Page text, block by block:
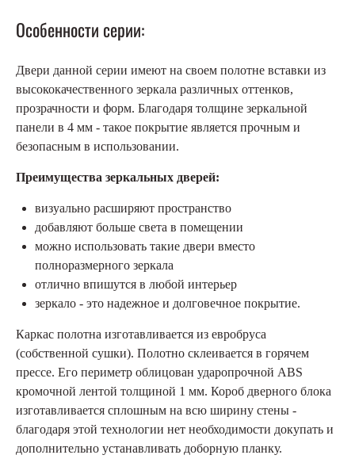
Особенности серии:
Двери данной серии имеют на своем полотне вставки из
высококачественного зеркала различных оттенков,
прозрачности и форм. Благодаря толщине зеркальной
панели в 4 мм - такое покрытие является прочным и
безопасным в использовании.
Преимущества зеркальных дверей:
визуально расширяют пространство
добавляют больше света в помещении
можно использовать такие двери вместо
полноразмерного зеркала
отлично впишутся в любой интерьер
зеркало - это надежное и долговечное покрытие.
Каркас полотна изготавливается из евробруса
(собственной сушки). Полотно склеивается в горячем
прессе. Его периметр облицован ударопрочной ABS
кромочной лентой толщиной 1 мм. Короб дверного блока
изготавливается сплошным на всю ширину стены -
благодаря этой технологии нет необходимости докупать и
дополнительно устанавливать доборную планку.